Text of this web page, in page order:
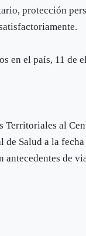
protección
en el país, 11
Territoriales al
Salud a la
de